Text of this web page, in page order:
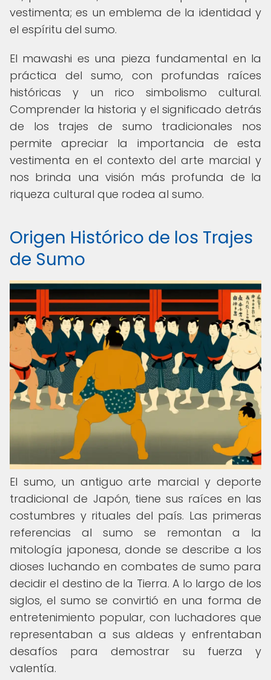
vestimenta; es un emblema de la identidad y
el espíritu del sumo.
El mawashi es una pieza fundamental en la
práctica del sumo, con profundas raíces
históricas y un rico simbolismo cultural.
Comprender la historia y el significado detrás
de los trajes de sumo tradicionales nos
permite apreciar la importancia de esta
vestimenta en el contexto del arte marcial y
nos brinda una visión más profunda de la
riqueza cultural que rodea al sumo.
Origen Histórico de los Trajes
de Sumo
El sumo, un antiguo arte marcial y deporte
tradicional de Japón, tiene sus raíces en las
costumbres y rituales del país. Las primeras
referencias al sumo se remontan a la
mitología japonesa, donde se describe a los
dioses luchando en combates de sumo para
decidir el destino de la Tierra. A lo largo de los
siglos, el sumo se convirtió en una forma de
entretenimiento popular, con luchadores que
representaban a sus aldeas y enfrentaban
desafíos para demostrar su fuerza y
valentía.